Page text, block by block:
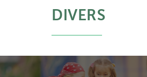
DIVERS